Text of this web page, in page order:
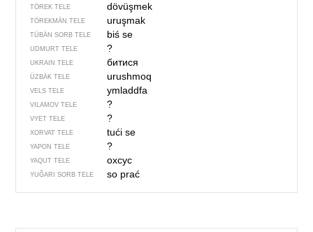
TÖREK TELE dövüşmek
TÖREKMÄN TELE uruşmak
TÜBÄN SORB TELE biś se
UDMURT TELE ?
UKRAIN TELE битися
ÜZBÄK TELE urushmoq
VELS TELE ymladdfa
VILAMOV TELE ?
VYET TELE ?
XORVAT TELE tući se
YAPON TELE ?
YAQUT TELE охсус
YUĞARI SORB TELE so prać